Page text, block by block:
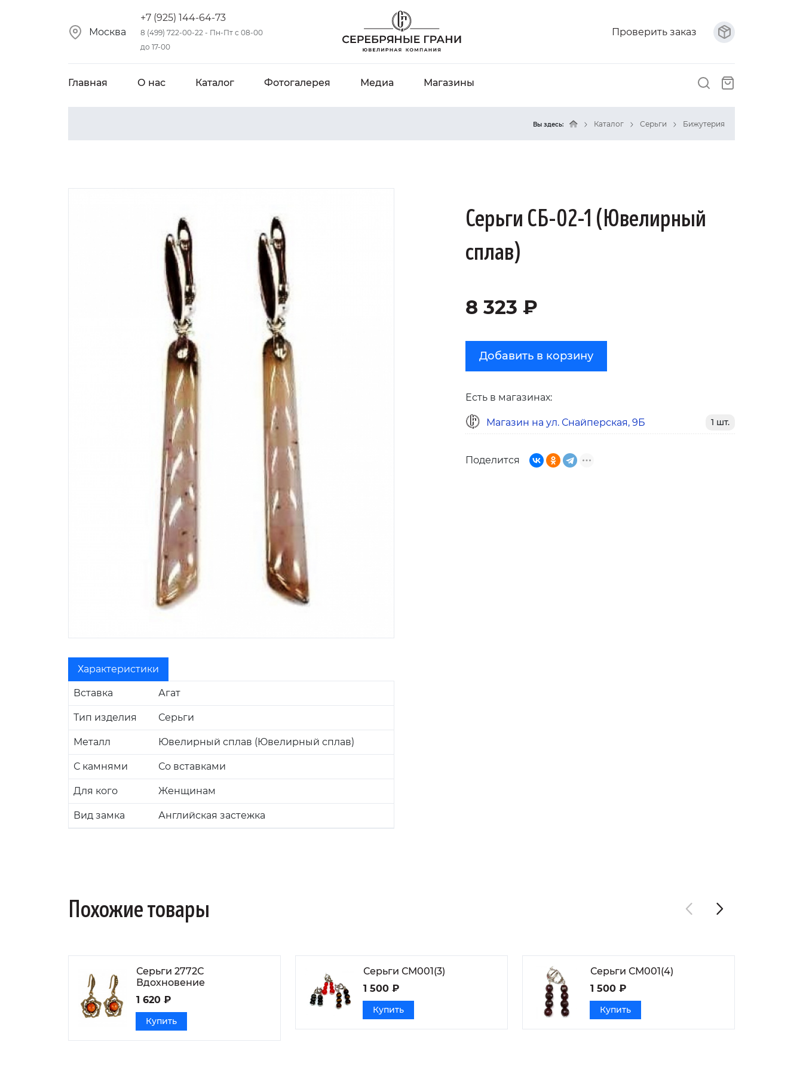
Москва
+7 (925) 144-64-73
8 (499) 722-00-22 - Пн-Пт с 08-00
до 17-00
Проверить заказ
Главная О нас Каталог Фотогалерея Медиа Магазины
Вы здесь: Каталог Серьги Бижутерия
Характеристики
Вставка Агат
Тип изделия Серьги
Металл Ювелирный сплав (Ювелирный сплав)
С камнями Со вставками
Для кого Женщинам
Вид замка Английская застежка
Серьги СБ-02-1 (Ювелирный
сплав)
8 323 ₽
Добавить в корзину
Есть в магазинах:
Магазин на ул. Снайперская, 9Б 1 шт.
Поделится
Похожие товары
Серьги 2772С
Вдохновение
1 620 ₽
Купить
Серьги СМ001(3)
1 500 ₽
Купить
Серьги СМ001(4)
1 500 ₽
Купить